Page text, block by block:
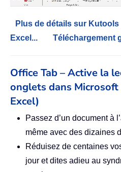
Plus de détails sur
Excel...
Téléchargement
Office Tab – Active la
onglets dans
Excel)
Passez d’un document à
même avec des dizaines
Réduisez de centaines
jour et dites adieu au